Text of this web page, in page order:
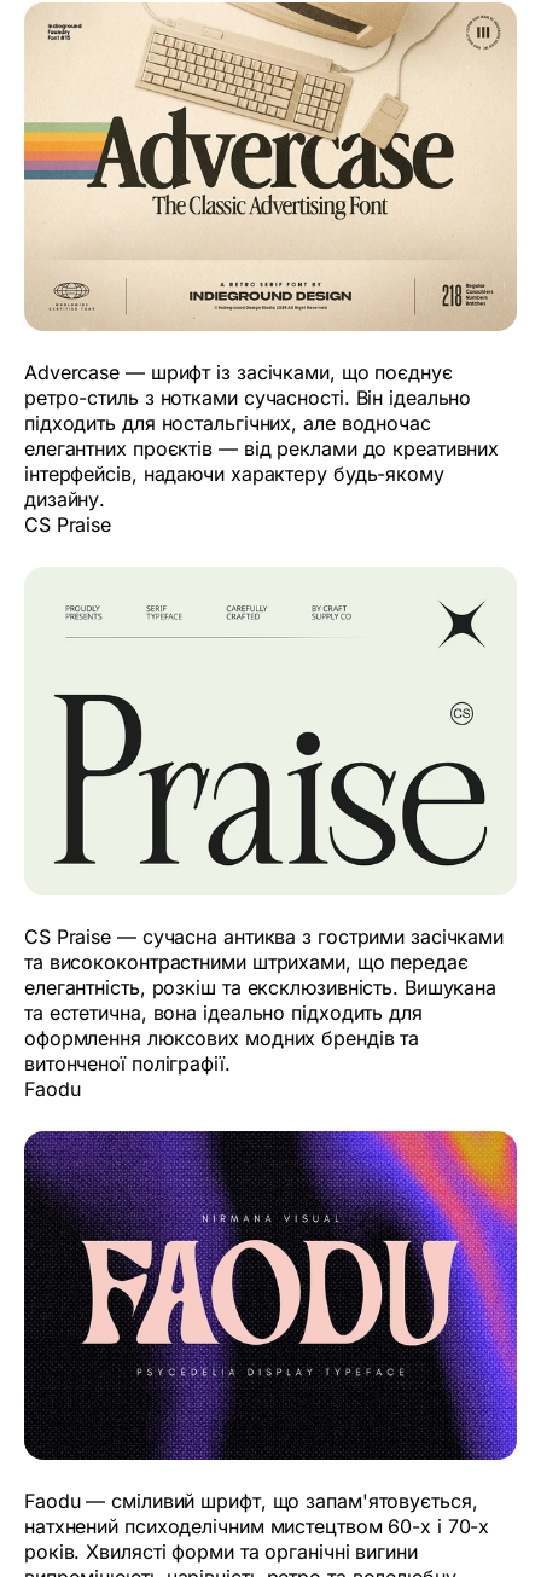
Advercase — шрифт із засічками, що поєднує
ретро-стиль з нотками сучасності. Він ідеально
підходить для ностальгічних, але водночас
елегантних проєктів — від реклами до креативних
інтерфейсів, надаючи характеру будь-якому
дизайну.
CS Praise
CS Praise — сучасна антиква з гострими засічками
та висококонтрастними штрихами, що передає
елегантність, розкіш та ексклюзивність. Вишукана
та естетична, вона ідеально підходить для
оформлення люксових модних брендів та
витонченої поліграфії.
Faodu
Faodu — сміливий шрифт, що запам'ятовується,
натхнений психоделічним мистецтвом 60-х і 70-х
років. Хвилясті форми та органічні вигини